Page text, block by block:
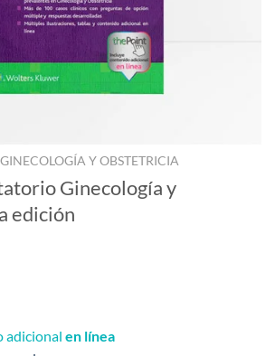
GINECOLOGÍA Y OBSTETRICIA
Ginecología y
edición
adicional en línea